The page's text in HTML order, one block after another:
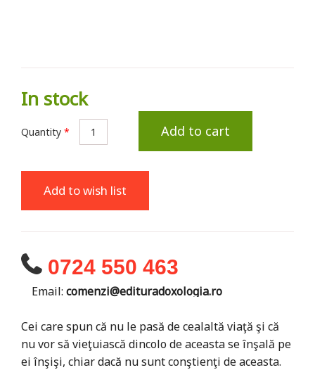
In stock
Quantity * Add to cart
Add to wish list
0724 550 463
Email: comenzi@edituradoxologia.ro
Cei care spun că nu le pasă de cealaltă viaţă şi că
nu vor să vieţuiască dincolo de aceasta se înşală pe
ei înşişi, chiar dacă nu sunt conştienţi de aceasta.